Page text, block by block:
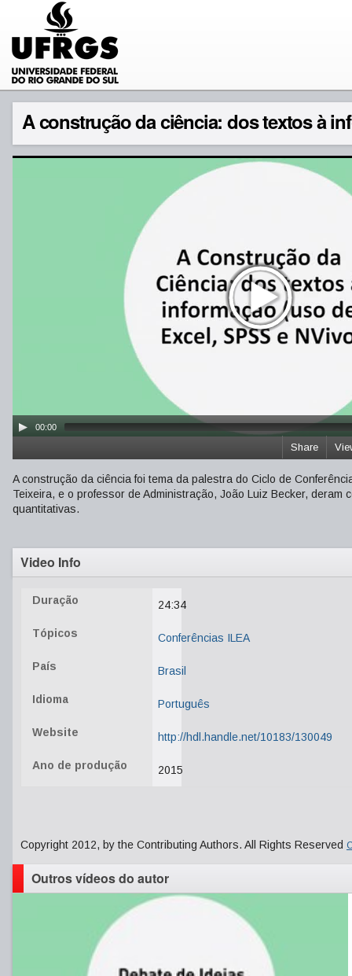
A construção da ciência: dos textos à
00:00
Share
A construção da ciência foi tema da palestra do Ciclo de
Teixeira, e o professor de Administração, João Luiz Becker,
quantitativas.
Video Info
Duração 24:34
Tópicos Conferências ILEA
País Brasil
Idioma Português
Website http://hdl.handle.net/10183/130049
Ano de produção 2015
Copyright 2012, by the Contributing Authors. All Rights Reserved
Outros vídeos do autor